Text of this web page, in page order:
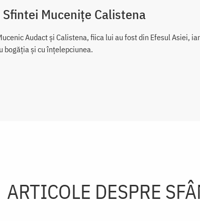
Mucenițe Calistena
Audact şi Calistena, fiica lui au fost din Efesul Asiei,
bogăţia şi cu înţelepciunea.
ARTICOLE DESPRE